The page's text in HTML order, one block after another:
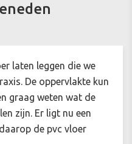
laten leggen die we
De oppervlakte kun
graag weten wat de
zijn. Er ligt nu een
de pvc vloer